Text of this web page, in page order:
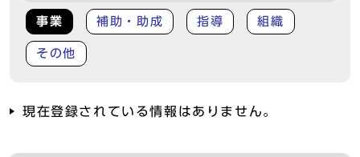
事業 補助・助成 指導 組織
その他
現在登録されている情報はありません。